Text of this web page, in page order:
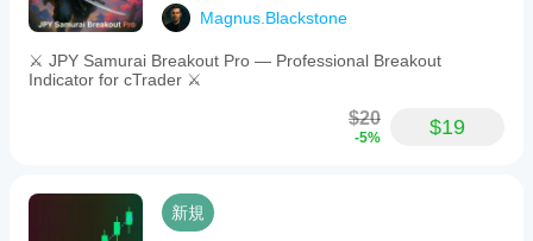
Magnus.Blackstone
⚔️ JPY Samurai Breakout Pro — Professional Breakout
Indicator for cTrader ⚔️
$20
-5% $19
新規